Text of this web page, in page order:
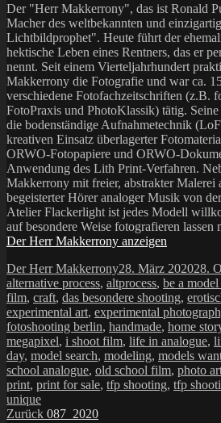
Der "Herr Makkerrony", das ist Ronald
Macher des weltbekannten und
Lichtbildprophet". Heute führt der
hektische Leben eines Rentners, das er
nennt. Seit einem Vierteljahrhundert
Makkerrony die Fotografie und war ca.
verschiedene Fotofachzeitschriften (z.B.
FotoPraxis und PhotoKlassik) tätig.
die bodenständige Aufnahmetechnik
kreativen Einsatz überlagerter
ORWO-Fotopapiere und ORWO-
Anwendung des Lith Print-Verfahren.
Makkerrony mit freier, abstrakter Malerei
begeisterter Hörer analoger Musik von
Atelier Flackerlight ist jedes Modell
auf besondere Weise fotografieren lassen
Der Herr Makkerrony anzeigen
Autor
Der Herr MakkerronyVeröffentlicht
am
28. März 202028.
alternative process, altprocess, be a
film, craft, das besondere shooting,
experimental art, experimental
fotoshooting berlin, handmade, home
megapixel, i shoot film, life in analogue,
day, model search, modeling, models
school analogue, old school film, photo
print, print for sale, tfp shooting, tfp
unique
Beitragsnavigation
Zurück Vorheriger
087_2020